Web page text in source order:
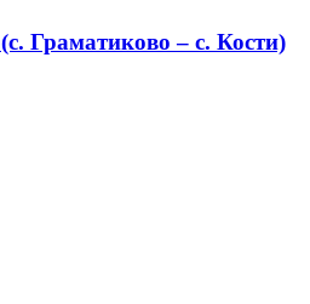
Граматиково – с. Кости)